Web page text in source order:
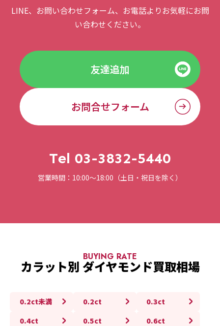
LINE、お問い合わせフォーム、お電話よりお気軽にお問
い合わせください。
友達追加
お問合せフォーム
Tel 03-3832-5440
営業時間：10:00〜18:00（土日・祝日を除く）
BUYING RATE
カラット別 ダイヤモンド買取相場
0.2ct未満 0.2ct
0.3ct
0.4ct
0.5ct
0.6ct